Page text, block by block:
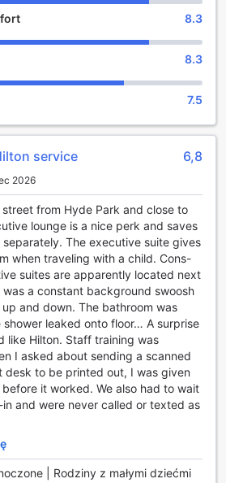
Lane Hotel to miejsce, gdzie goście
atrakcji rozrywkowych. Hotel
na relaks po dniu pełnym
zasiąść przy szklance wykwintnego
delektując się atmosferą tego
spotkania towarzyskie, gdzie można
z dnia lub po prostu zrelaksować
nieco więcej adrenaliny, hotel
niezapomniane chwile pełne
również odwiedzić sklep z
znaleźć unikalne upominki, które
z pobytu w Londynie. Dla
dysponuje strefą spa, w której
oraz sauny parowej, a także
na spokojne chwile w
Hilton On Park Lane Hotel
Lane Hotel oferuje wyjątkowe
zadowolą zarówno amatorów, jak i
Goście mogą skorzystać z
fitness, które jest dostępne przez
na dostosowanie treningów do
W pełni wyposażone
różnorodne sprzęty, w tym bieżnie,
8.3
8.3
7.5
service 6,8
2026
from Hyde Park and close to
lounge is a nice perk and saves
The executive suite gives
when traveling with a child. Cons-
suites are apparently located next
a constant background swoosh
and down. The bathroom was
leaked onto floor… A surprise
like Hilton. Staff training was
I asked about sending a scanned
desk to be printed out, I was given
it worked. We also had to wait
and were never called or texted as
| Rodziny z małymi dziećmi